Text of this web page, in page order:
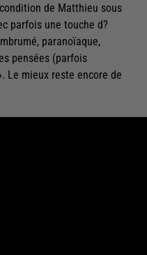
de Matthieu sous
parfois une touche d?
paranoïaque,
pensées (parfois
Le mieux reste encore de